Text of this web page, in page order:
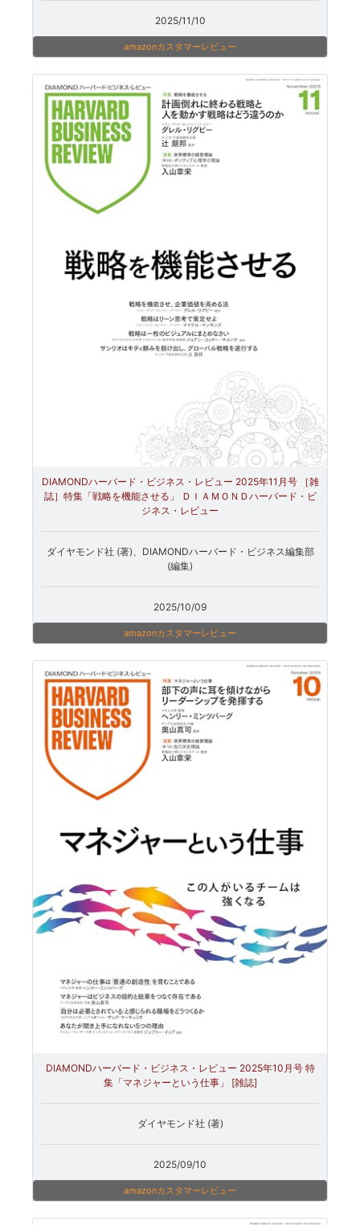
2025/11/10
amazonカスタマーレビュー
DIAMONDハーバード・ビジネス・レビュー 2025年11月号 ［雑
誌］特集「戦略を機能させる」 ＤＩＡＭＯＮＤハーバード・ビ
ジネス・レビュー
ダイヤモンド社 (著)、DIAMONDハーバード・ビジネス編集部
(編集)
2025/10/09
amazonカスタマーレビュー
DIAMONDハーバード・ビジネス・レビュー 2025年10月号 特
集「マネジャーという仕事」 [雑誌]
ダイヤモンド社 (著)
2025/09/10
amazonカスタマーレビュー